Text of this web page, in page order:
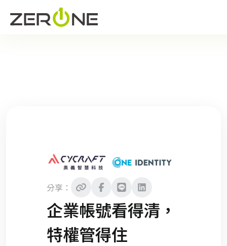
分享：
企業帳號看得清，
特權管得住